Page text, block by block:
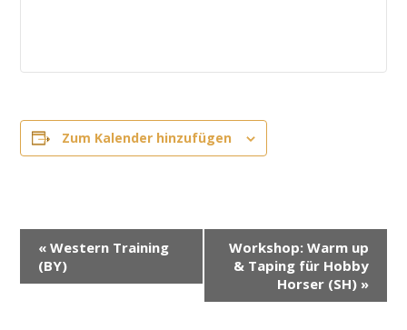
Zum Kalender hinzufügen
r
« Western Training
(BY)
Workshop: Warm up
& Taping für Hobby
Horser (SH) »